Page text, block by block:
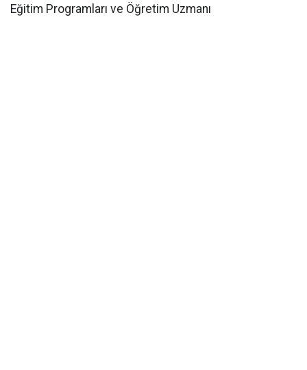
Eğitim Programları ve Öğretim Uzmanı